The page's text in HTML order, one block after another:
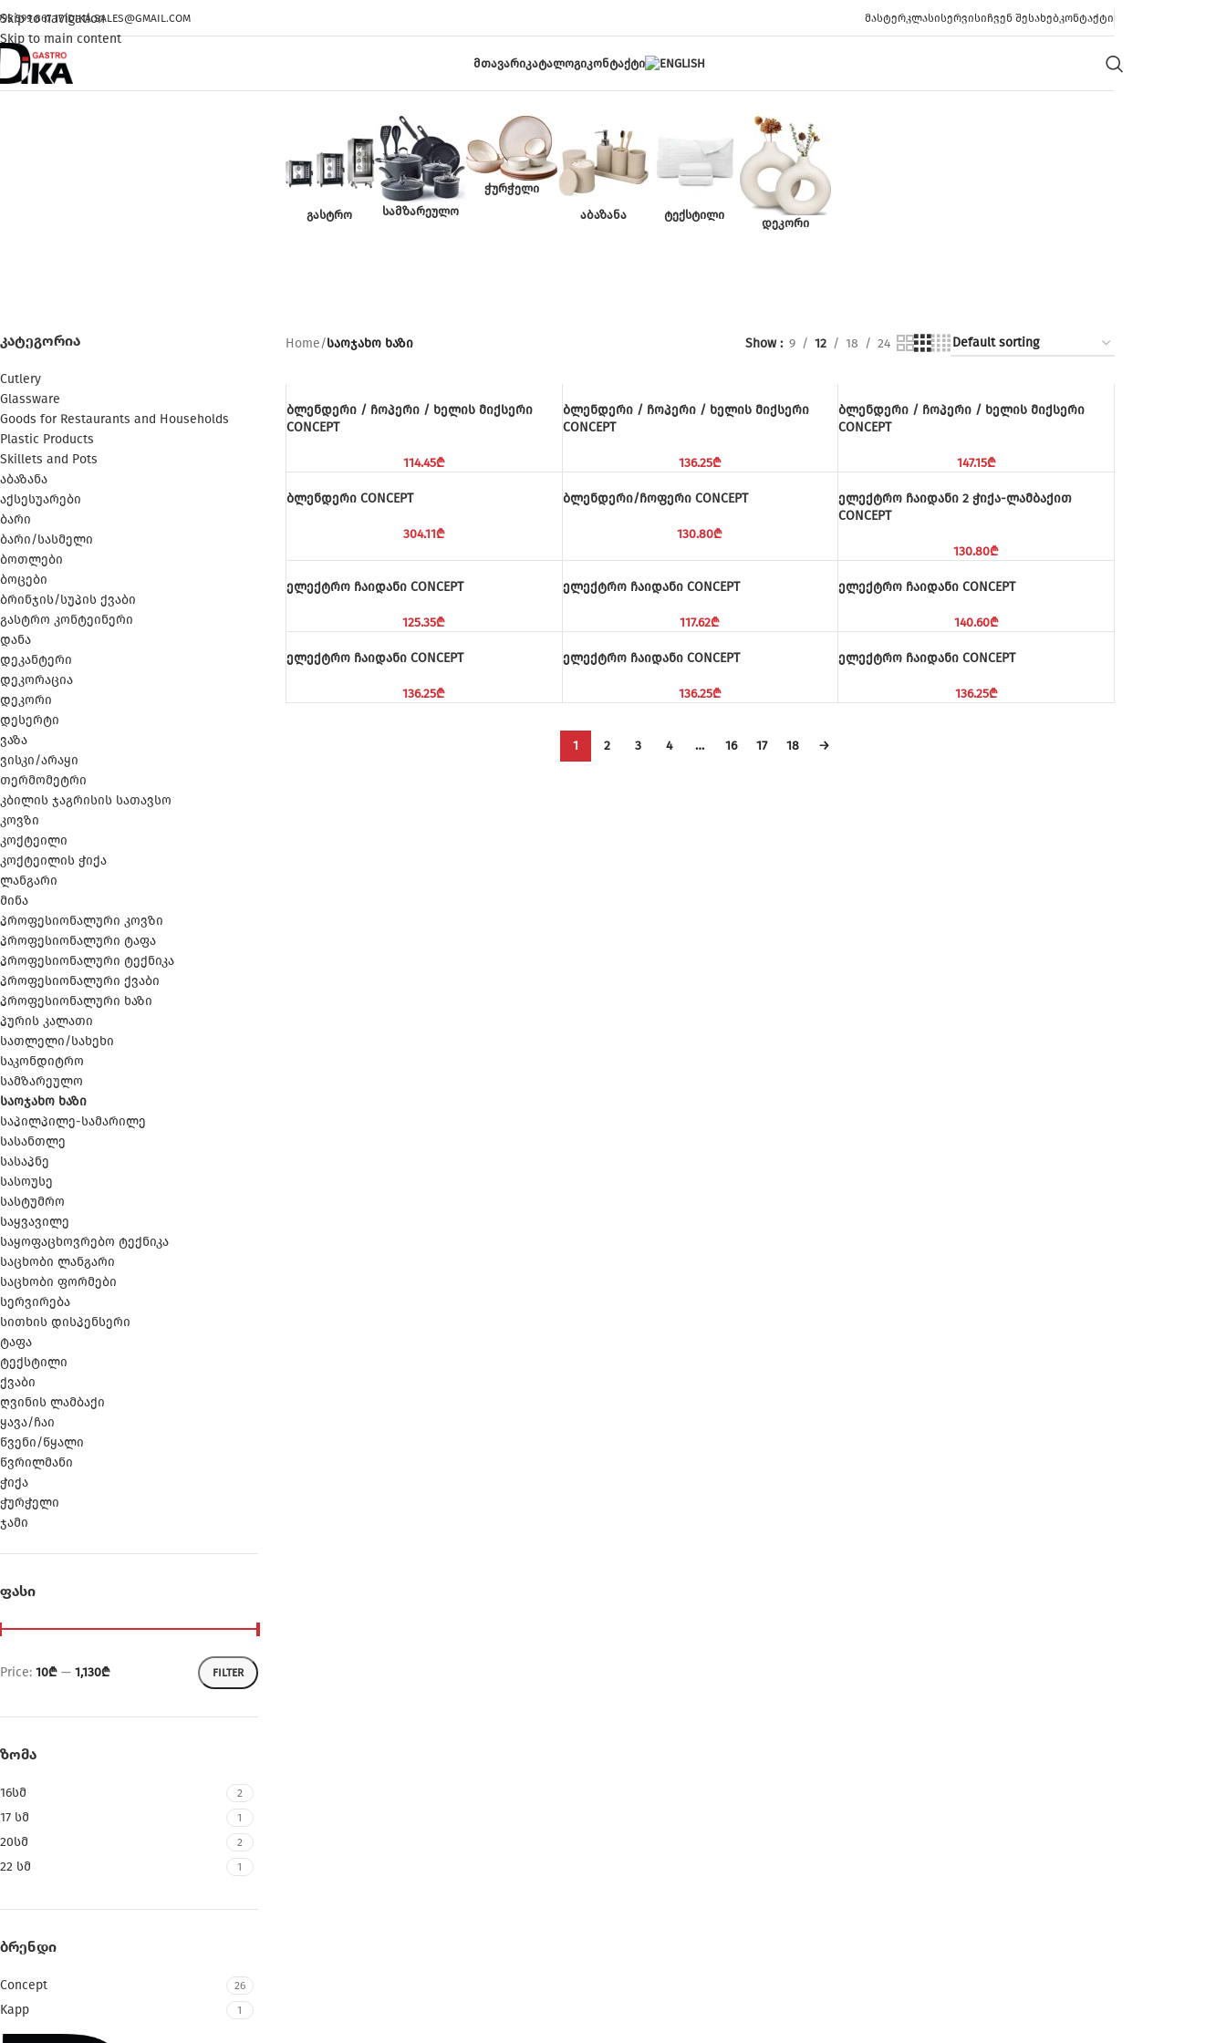
Skip to navigation
Skip to main content
599 867 171DIKA.SALES@GMAIL.COM ᲛᲐᲡᲢᲔᲠᲙᲚᲐᲡᲘᲡᲔᲠᲕᲘᲡᲘᲩᲕᲔᲜ ᲨᲔᲡᲐᲮᲔᲑᲙᲝᲜᲢᲐᲥᲢᲘ
ᲛᲗᲐᲕᲐᲠᲘᲙᲐᲢᲐᲚᲝᲒᲘᲙᲝᲜᲢᲐᲥᲢᲘ
ᲒᲐᲡᲢᲠᲝ ᲡᲐᲛᲖᲐᲠᲔᲣᲚᲝ
ᲭᲣᲠᲭᲔᲚᲘ
ᲐᲑᲐᲖᲐᲜᲐ
ᲢᲔᲥᲡᲢᲘᲚᲘ
ᲓᲔᲙᲝᲠᲘ
ᲙᲐᲢᲔᲒᲝᲠᲘᲐ
Cutlery
Glassware
Goods for Restaurants and Households
Plastic Products
Skillets and Pots
აბაზანა
აქსესუარები
ბარი
ბარი/სასმელი
ბოთლები
ბოცები
ბრინჯის/სუპის ქვაბი
გასტრო კონტეინერი
დანა
დეკანტერი
დეკორაცია
დეკორი
დესერტი
ვაზა
ვისკი/არაყი
თერმომეტრი
კბილის ჯაგრისის სათავსო
კოვზი
კოქტეილი
კოქტეილის ჭიქა
ლანგარი
მინა
პროფესიონალური კოვზი
პროფესიონალური ტაფა
პროფესიონალური ტექნიკა
პროფესიონალური ქვაბი
პროფესიონალური ხაზი
პურის კალათი
სათლელი/სახეხი
საკონდიტრო
სამზარეულო
საოჯახო ხაზი
საპილპილე-სამარილე
სასანთლე
სასაპნე
სასოუსე
სასტუმრო
საყვავილე
საყოფაცხოვრებო ტექნიკა
საცხობი ლანგარი
საცხობი ფორმები
სერვირება
სითხის დისპენსერი
ტაფა
ტექსტილი
ქვაბი
ღვინის ლამბაქი
ყავა/ჩაი
წვენი/წყალი
წვრილმანი
ჭიქა
ჭურჭელი
ჯამი
ᲤᲐᲡᲘ
FILTER
Price: 10₾ — 1,130₾
ᲖᲝᲛᲐ
16სმ 2
17 სმ 1
20სმ 2
22 სმ 1
ᲑᲠᲔᲜᲓᲘ
Concept 26
Kapp 1
Home/საოჯახო ხაზი Show 9 12 18 24
ბლენდერი / ჩოპერი / ხელის მიქსერი
CONCEPT
114.45₾
ბლენდერი / ჩოპერი / ხელის მიქსერი
CONCEPT
136.25₾
ბლენდერი / ჩოპერი / ხელის მიქსერი
CONCEPT
147.15₾
ბლენდერი CONCEPT
304.11₾
ბლენდერი/ჩოფერი CONCEPT
130.80₾
ელექტრო ჩაიდანი 2 ჭიქა-ლამბაქით
CONCEPT
130.80₾
ელექტრო ჩაიდანი CONCEPT
125.35₾
ელექტრო ჩაიდანი CONCEPT
117.62₾
ელექტრო ჩაიდანი CONCEPT
140.60₾
ელექტრო ჩაიდანი CONCEPT
136.25₾
ელექტრო ჩაიდანი CONCEPT
136.25₾
ელექტრო ჩაიდანი CONCEPT
136.25₾
1 2 3 4 … 16 17 18 →